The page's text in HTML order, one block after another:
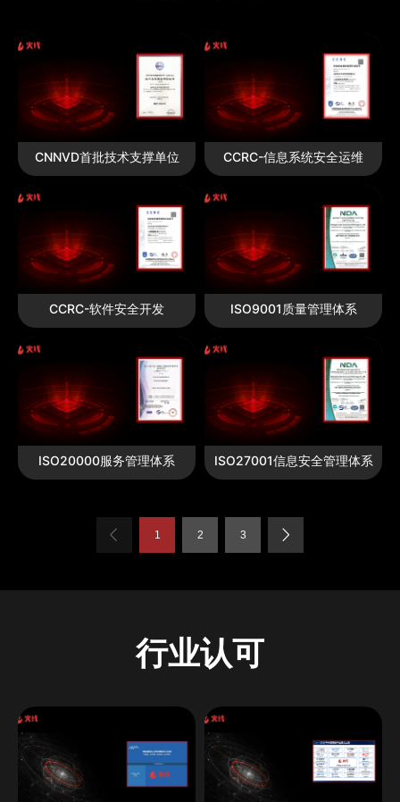
CNNVD首批技术支撑单位 CCRC-信息系统安全运维
CCRC-软件安全开发 ISO9001质量管理体系
ISO20000服务管理体系 ISO27001信息安全管理体系
1 2 3
行业认可